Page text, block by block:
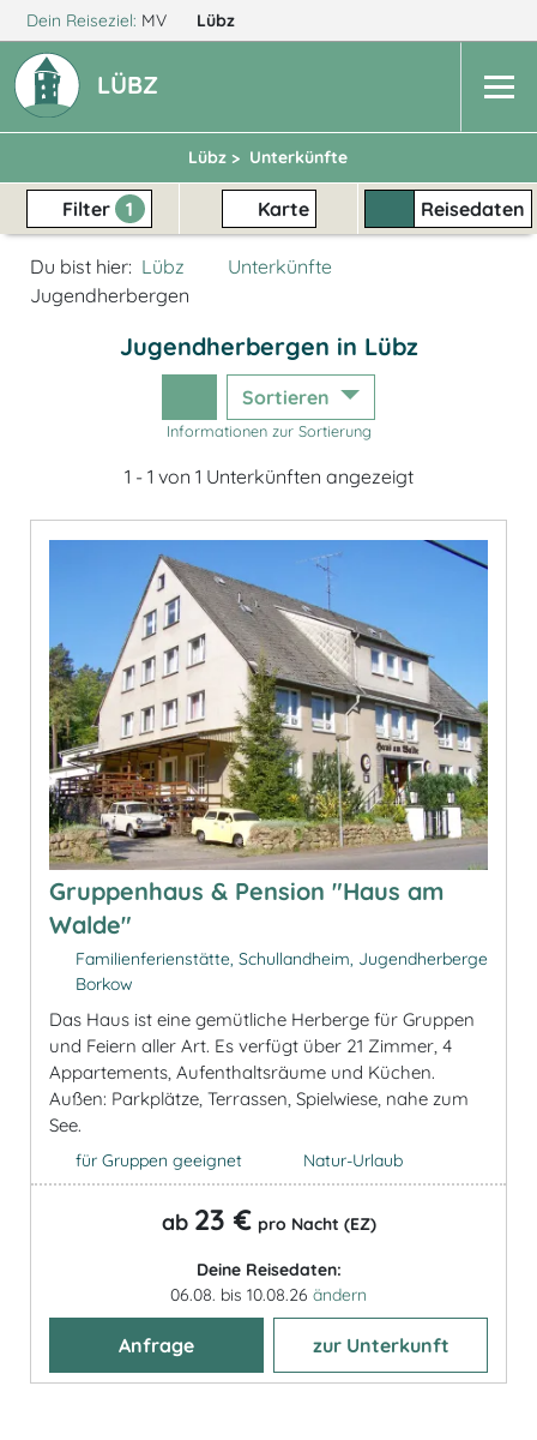
Dein Reiseziel: MV Lübz
LÜBZ
Lübz > Unterkünfte
Filter 1 Karte Reisedaten
Du bist hier: Lübz
Unterkünfte
Jugendherbergen
Jugendherbergen in Lübz
Sortieren
Informationen zur Sortierung
1 - 1 von 1 Unterkünften angezeigt
Gruppenhaus & Pension "Haus am
Walde"
Familienferienstätte, Schullandheim, Jugendherberge
Borkow
Das Haus ist eine gemütliche Herberge für Gruppen
und Feiern aller Art. Es verfügt über 21 Zimmer, 4
Appartements, Aufenthaltsräume und Küchen.
Außen: Parkplätze, Terrassen, Spielwiese, nahe zum
See.
für Gruppen geeignet Natur-Urlaub
ab 23 € pro Nacht (EZ)
Deine Reisedaten:
06.08. bis 10.08.26 ändern
Anfrage zur Unterkunft